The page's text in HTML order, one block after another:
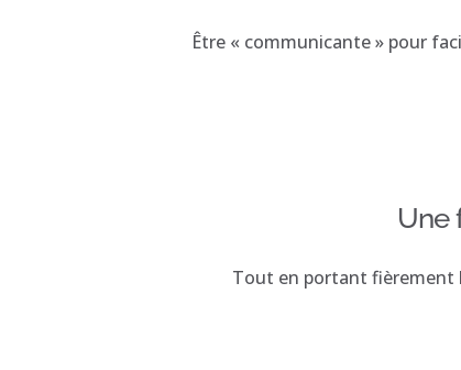
Être « communicante » pour
Une
Tout en portant fièrement